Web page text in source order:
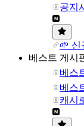
공지
🌱 신
베스트 게시
베스
베스
캐시